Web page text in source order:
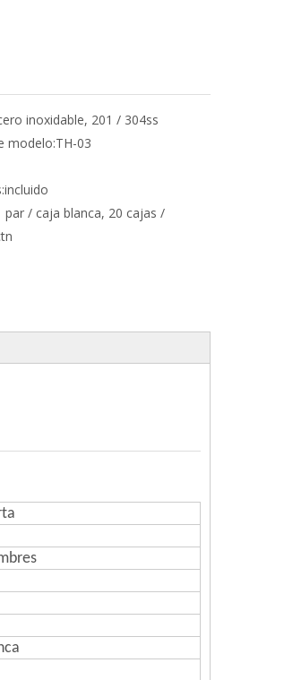
inoxidable, 201 / 304ss
modelo:TH-03
incluido
par / caja blanca, 20 cajas /